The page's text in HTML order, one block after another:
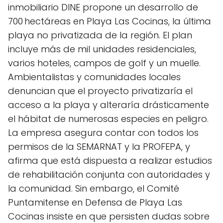
inmobiliario DINE propone un desarrollo de
700 hectáreas en Playa Las Cocinas, la última
playa no privatizada de la región. El plan
incluye más de mil unidades residenciales,
varios hoteles, campos de golf y un muelle.
Ambientalistas y comunidades locales
denuncian que el proyecto privatizaría el
acceso a la playa y alteraría drásticamente
el hábitat de numerosas especies en peligro.
La empresa asegura contar con todos los
permisos de la SEMARNAT y la PROFEPA, y
afirma que está dispuesta a realizar estudios
de rehabilitación conjunta con autoridades y
la comunidad. Sin embargo, el Comité
Puntamitense en Defensa de Playa Las
Cocinas insiste en que persisten dudas sobre